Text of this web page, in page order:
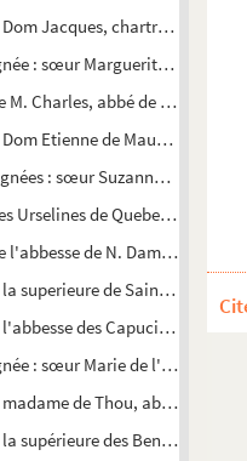
Jacques, chartreux (1650)
: sœur Marguerite de Saint
M. Charles, abbé de la Charmoye
Etienne de Maugier, abbé
: sœur Suzanne du Saint
Urselines de Quebec (1642)
l'abbesse de N. Dame de
superieure de Saint Eutrope
des Capucines (1652)
: sœur Marie de
de Thou, abbesse des
supérieure des Benedictines de